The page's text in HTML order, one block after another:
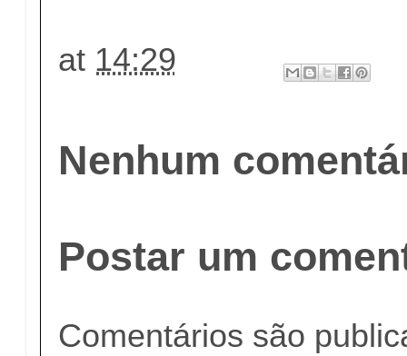
at 14:29
Nenhum
Postar um
Comentários são